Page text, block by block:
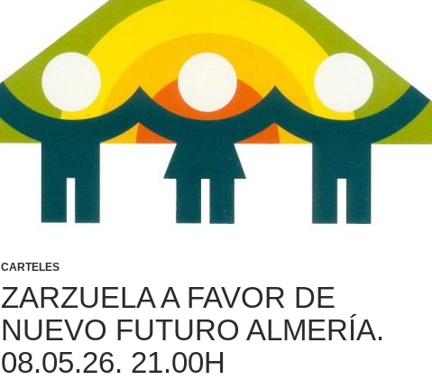
CARTELES
ZARZUELA A FAVOR DE
NUEVO FUTURO ALMERÍA.
08.05.26. 21.00H